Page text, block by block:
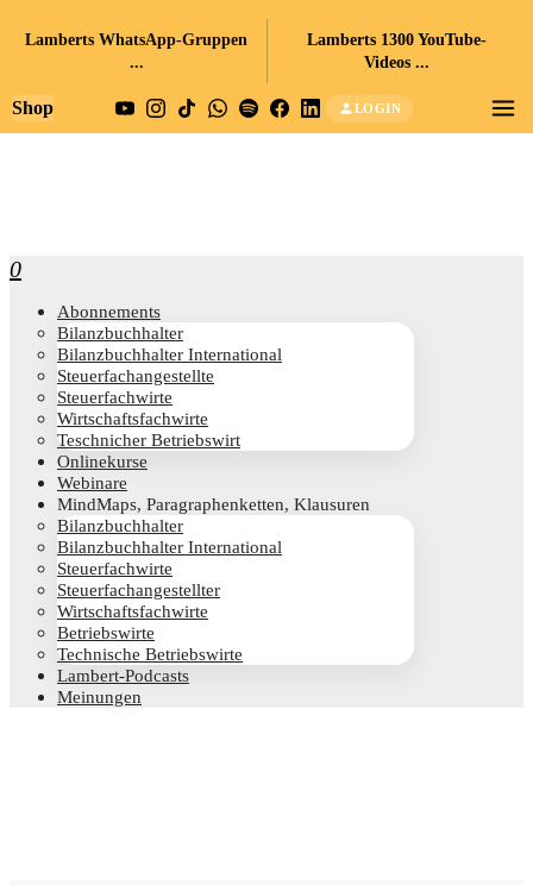
0
Abon­ne­ments
Bilanz­buch­hal­ter
Bilanz­buch­hal­ter International
Steu­er­fach­an­ge­stell­te
Steu­er­fach­wir­te
Wirt­schafts­fach­wir­te
Teschni­cher Betriebswirt
Online­kur­se
Web­i­na­re
Mind­Maps, Para­gra­phen­ket­ten, Klausuren
Bilanz­buch­hal­ter
Bilanz­buch­hal­ter International
Steu­er­fach­wir­te
Steu­er­fach­an­ge­stell­ter
Wirt­schafts­fach­wir­te
Betriebs­wir­te
Tech­ni­sche Betriebswirte
Lam­­bert-Pod­­casts
Mei­nun­gen
Shop
Lamberts WhatsApp-Gruppen
...
Lamberts 1300 YouTube-
Videos ...
LOGIN